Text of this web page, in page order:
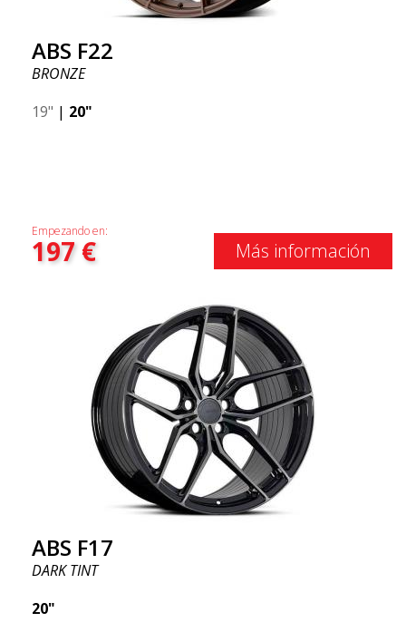
ABS F22
BRONZE
19" | 20"
Empezando en:
197€ Más información
ABS F17
DARK TINT
20"